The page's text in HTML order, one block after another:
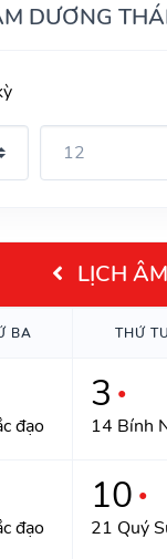
DƯƠNG
LỊCH
BA THỨ
đạo
3 ●
14 Bính
đạo
10 ●
21 Quý